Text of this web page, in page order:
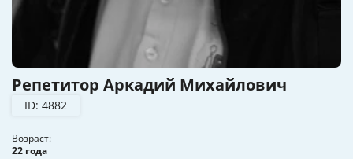
Репетитор Аркадий Михайлович
ID: 4882
Возраст
22 года